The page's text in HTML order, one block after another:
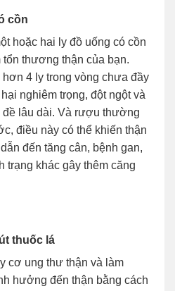
cồn
hoặc hai ly đồ uống có cồn
tổn thương thận của bạn.
4 ly trong vòng chưa đầy
nghiêm trọng, đột ngột và
đề lâu dài. Và rượu thường
điều này có thể khiến thận
đến tăng cân, bệnh gan,
trạng khác gây thêm căng
thuốc lá
cơ ung thư thận và làm
hưởng đến thận bằng cách